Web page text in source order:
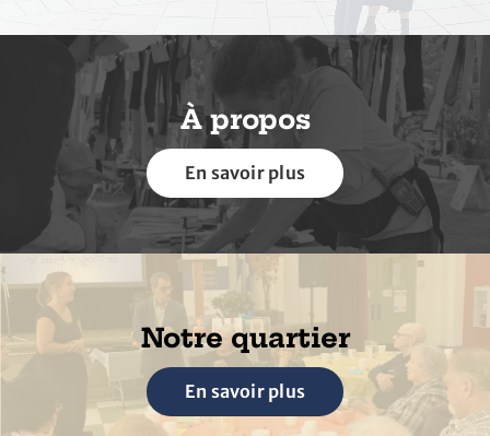
À propos
En savoir plus
Notre quartier
En savoir plus